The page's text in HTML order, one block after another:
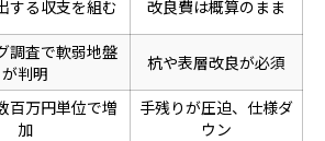
する収支を組む 改良費は概算のまま
調査で軟弱地盤
が判明
杭や表層改良が必須
百万円単位で増
加
手残りが圧迫、仕様ダ
ウン